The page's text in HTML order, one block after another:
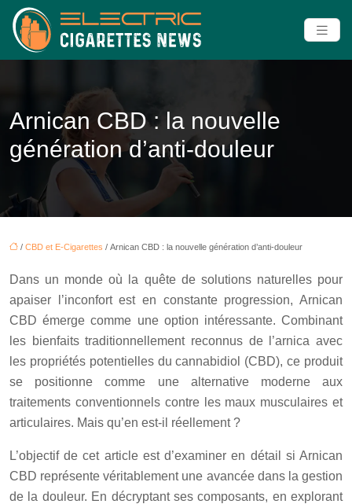
Arnican CBD : la nouvelle
génération d’anti-douleur
/ CBD et E-Cigarettes / Arnican CBD : la nouvelle génération d’anti-douleur
Dans un monde où la quête de solutions naturelles pour
apaiser l’inconfort est en constante progression, Arnican
CBD émerge comme une option intéressante. Combinant
les bienfaits traditionnellement reconnus de l’arnica avec
les propriétés potentielles du cannabidiol (CBD), ce produit
se positionne comme une alternative moderne aux
traitements conventionnels contre les maux musculaires et
articulaires. Mais qu’en est-il réellement ?
L’objectif de cet article est d’examiner en détail si Arnican
CBD représente véritablement une avancée dans la gestion
de la douleur. En décryptant ses composants, en explorant